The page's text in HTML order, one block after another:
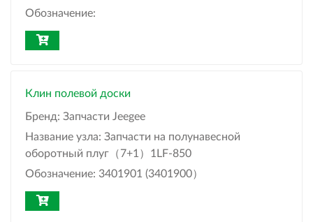
Обозначение:
Клин полевой доски
Бренд: Запчасти Jeegee
Название узла: Запчасти на полунавесной
оборотный плуг（7+1）1LF-850
Обозначение: 3401901 (3401900）